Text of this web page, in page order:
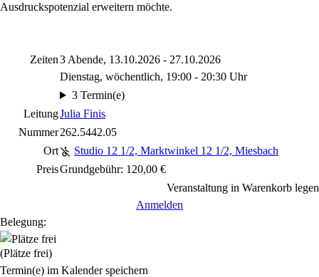
Ausdruckspotenzial erweitern möchte.
Zeiten3 Abende, 13.10.2026 - 27.10.2026
Dienstag, wöchentlich, 19:00 - 20:30 Uhr
3 Termin(e)
LeitungJulia Finis
Nummer262.5442.05
Ort
Studio 12 1/2, Marktwinkel 12 1/2, Miesbach
PreisGrundgebühr: 120,00 €
Veranstaltung in Warenkorb legen
Anmelden
Belegung:
(Plätze frei)
Termin(e) im Kalender speichern